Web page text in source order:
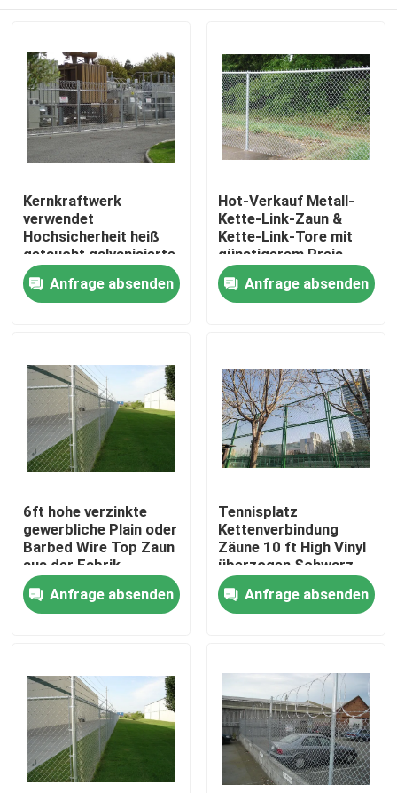
Haus
Videos
VR-Show
Über uns
Fabrik-Ausflug
Qualitätskontrolle
Nachrichten
Fechten der geschweißten Masche
Kernkraftwerk
verwendet
Hochsicherheit heiß
getaucht galvanisierte
Kettenverbindung
ZaunAnfrage absenden
Hot-Verkauf Metall-
Kette-Link-Zaun &
Kette-Link-Tore mit
günstigerem Preis
Anfrage absenden
6ft hohe verzinkte
gewerbliche Plain oder
Barbed Wire Top Zaun
aus der Fabrik
Lieferung
Anfrage absenden
Tennisplatz
Kettenverbindung
Zäune 10 ft High Vinyl
überzogen Schwarz
oder Grün Fro Markt
Anfrage absenden